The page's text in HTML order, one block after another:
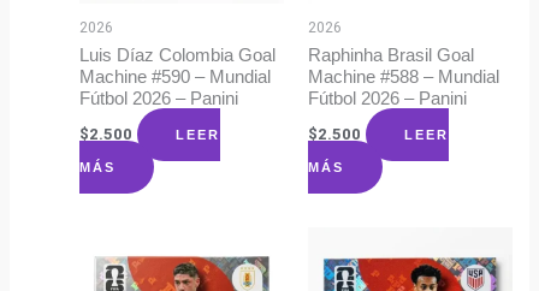
2026
Luis Díaz Colombia Goal
Machine #590 – Mundial
Fútbol 2026 – Panini
$2.500 LEER
MÁS
2026
Raphinha Brasil Goal
Machine #588 – Mundial
Fútbol 2026 – Panini
$2.500 LEER
MÁS